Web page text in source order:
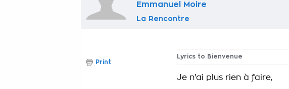
Emmanuel Moire
La Rencontre
Lyrics to Bienvenue
Je n'ai plus rien à faire,
Print